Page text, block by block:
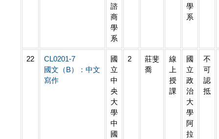
諮
商
學
系
學
系
22
CL0201-7
國文（B）：中文
寫作
國
立
中
央
大
學
中
國
2
莊斐
喬
線
上
授
課
國
立
政
治
大
學
阿
拉
不
可
認
抵